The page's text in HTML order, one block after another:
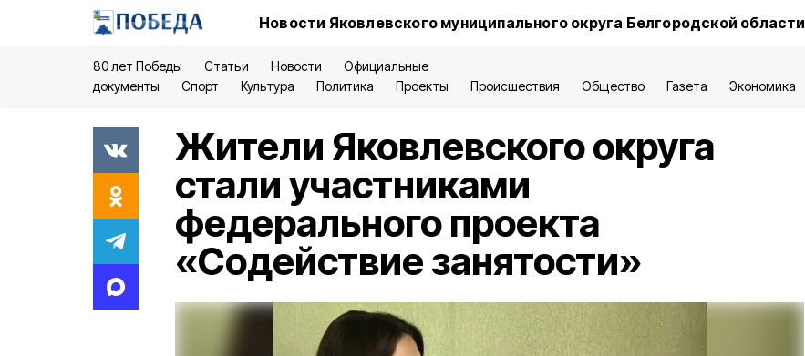
Новости Яковлевского муниципального округа Белгородской области
80 лет Победы Статьи Новости
Официальные
документы
Спорт Культура Политика Проекты Происшествия Общество Газета Экономика
Жители Яковлевского округа
стали участниками
федерального проекта
«Содействие занятости»